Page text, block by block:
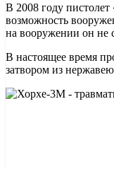
В 2008 году
возможность
на вооружении он не
В настоящее время
затвором из